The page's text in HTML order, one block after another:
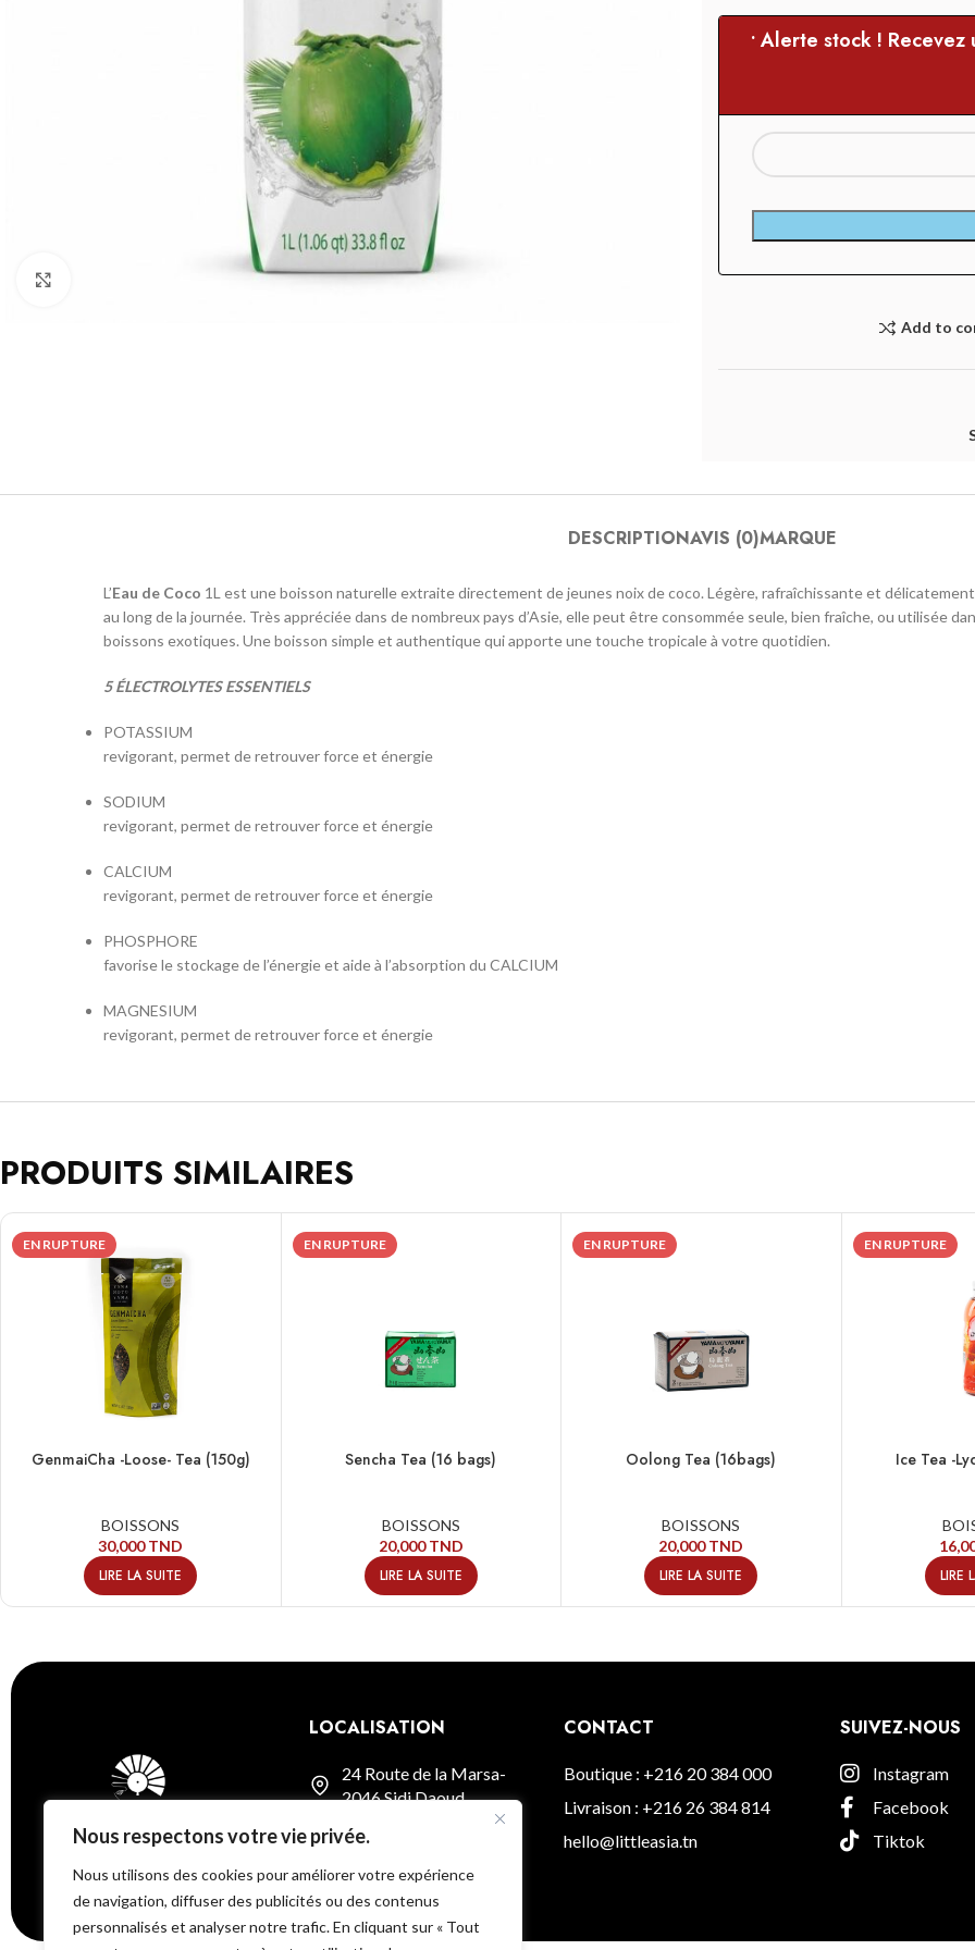
Nous respectons votre vie privée.
Nous utilisons des cookies pour améliorer votre expérience
de navigation, diffuser des publicités ou des contenus
personnalisés et analyser notre trafic. En cliquant sur « Tout
• Alerte stock !
Add to
DESCRIPTIONAVIS (0)MARQUE
L’Eau de Coco 1L est une boisson naturelle extraite directement de jeunes noix de coco. Légère, rafraîchissante et
au long de la journée. Très appréciée dans de nombreux pays d’Asie, elle peut être consommée seule, bien fraîche, ou utilisée
boissons exotiques. Une boisson simple et authentique qui apporte une touche tropicale à votre quotidien.
5 ÉLECTROLYTES ESSENTIELS
POTASSIUM
revigorant, permet de retrouver force et énergie
SODIUM
revigorant, permet de retrouver force et énergie
CALCIUM
revigorant, permet de retrouver force et énergie
PHOSPHORE
favorise le stockage de l’énergie et aide à l’absorption du CALCIUM
MAGNESIUM
revigorant, permet de retrouver force et énergie
PRODUITS SIMILAIRES
EN RUPTURE
GenmaiCha -Loose- Tea (150g)
BOISSONS
30,000TND
LIRE LA SUITE
EN RUPTURE
Sencha Tea (16 bags)
BOISSONS
20,000TND
LIRE LA SUITE
EN RUPTURE
Oolong Tea (16bags)
BOISSONS
20,000TND
LIRE LA SUITE
EN RUPTURE
Ice Tea -
LIRE
LOCALISATION
24 Route de la Marsa-
2046 Sidi Daoud
Voir sur la carte
CONTACT
Boutique : +216 20 384 000
Livraison : +216 26 384 814
hello@littleasia.tn
SUIVEZ-NOUS
Instagram
Facebook
Tiktok